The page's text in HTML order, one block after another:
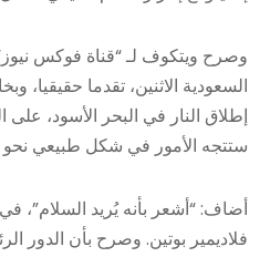
وصرح ويتكوف لـ “قناة فوكس
السعودية الاثنين، تقدما حقيقيا،
إطلاق النار في البحر الأسود،
ستتجه الأمور في شكل طبيعي
أضاف: “أشعر بأنه يُريد السلام”،
فلاديمير بوتين. وصرح بأن الدور